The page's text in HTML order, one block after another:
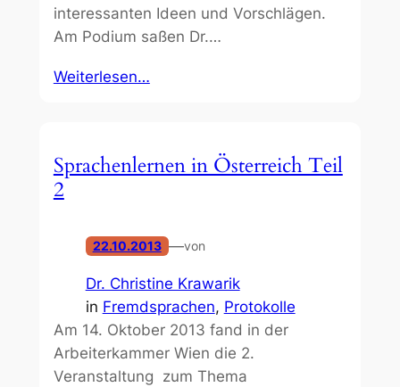
interessanten Ideen und Vorschlägen.
Am Podium saßen Dr.…
Weiterlesen…
Sprachenlernen in Österreich Teil
2
22.10.2013 —von
Dr. Christine Krawarik
in Fremdsprachen, Protokolle
Am 14. Oktober 2013 fand in der
Arbeiterkammer Wien die 2.
Veranstaltung zum Thema